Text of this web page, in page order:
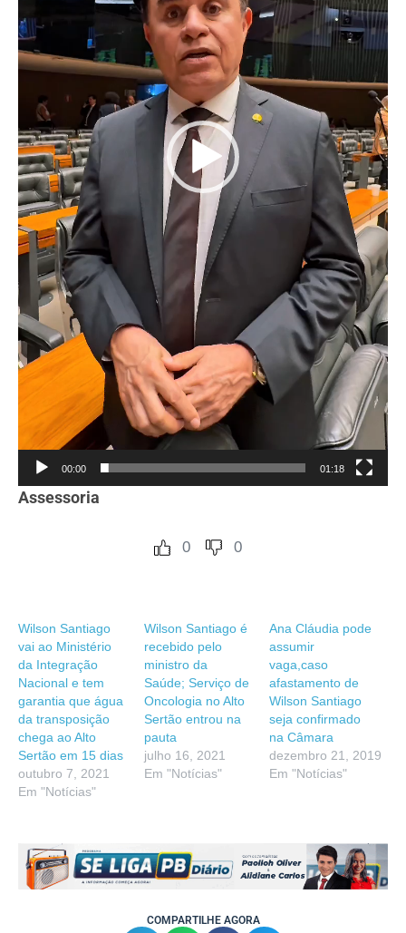
00:00 01:18
Assessoria
0 0
Wilson Santiago
vai ao Ministério
da Integração
Nacional e tem
garantia que água
da transposição
chega ao Alto
Sertão em 15 dias
outubro 7, 2021
Em "Notícias"
Wilson Santiago é
recebido pelo
ministro da
Saúde; Serviço de
Oncologia no Alto
Sertão entrou na
pauta
julho 16, 2021
Em "Notícias"
Ana Cláudia pode
assumir
vaga,caso
afastamento de
Wilson Santiago
seja confirmado
na Câmara
dezembro 21, 2019
Em "Notícias"
COMPARTILHE AGORA